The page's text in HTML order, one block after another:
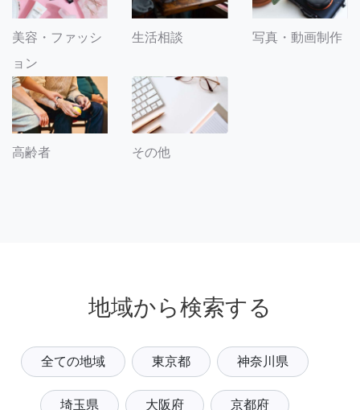
美容・ファッシ
ョン
生活相談 写真・動画制作
高齢者 その他
地域から検索する
全ての地域 東京都 神奈川県
埼玉県 大阪府 京都府